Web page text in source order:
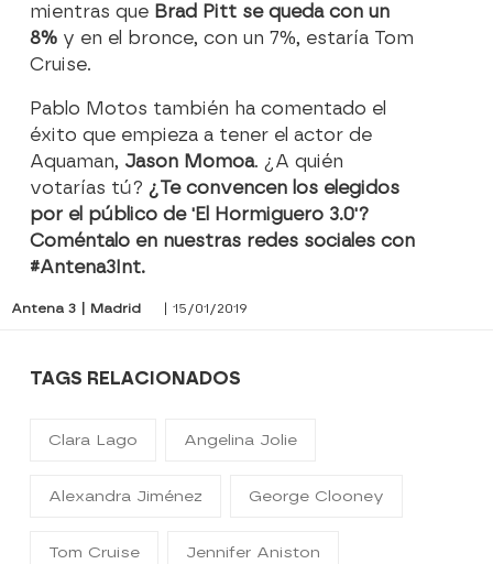
mientras que Brad Pitt se queda con un
8% y en el bronce, con un 7%, estaría Tom
Cruise.
Pablo Motos también ha comentado el
éxito que empieza a tener el actor de
Aquaman, Jason Momoa. ¿A quién
votarías tú?¿Te convencen los elegidos
por el público de 'El Hormiguero 3.0'?
Coméntalo en nuestras redes sociales con
#Antena3Int.
Antena 3 | Madrid | 15/01/2019
TAGS RELACIONADOS
Clara Lago Angelina Jolie
Alexandra Jiménez George Clooney
Tom Cruise Jennifer Aniston